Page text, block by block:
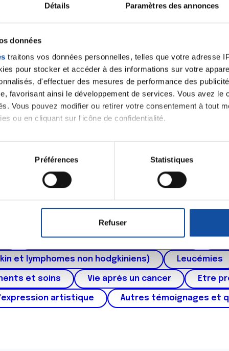
Détails Paramètres des annonces
données
traitons vos données personnelles, telles que votre adresse
pour stocker et accéder à des informations sur votre
d'effectuer des mesures de performance des
favorisant ainsi le développement de services. Vous avez le
Vous pouvez modifier ou retirer votre consentement à tout
ou en cliquant sur l'icône de confidentialité.
également :
sur votre localisation géographique qui peuvent être
ou retirer votre consentement à tout moment à partir de la
de publicité et d'analyse, qui peuvent combiner celles-ci
ont collectées lors de votre utilisation de leurs services.
Préférences Statistiques
Refuser
Se connecter
Thématiques
et des voies respiratoires Cancer du sein
Cancer de l'appareil génital féminin (col
Cancers urologiques (rein et vessie)
et lymphomes non hodgkiniens) Leucémies
et soins Vie après un cancer Etre
artistique Autres témoignages et